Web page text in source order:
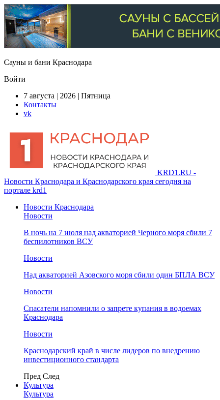
Сауны и бани Краснодара
Войти
7 августа | 2026 | Пятница
Контакты
vk
KRD1.RU -
Новости Краснодара и Краснодарского края сегодня на
портале krd1
Новости Краснодара
Новости
В ночь на 7 июля над акваторией Черного моря сбили 7
беспилотников ВСУ
Новости
Над акваторией Азовского моря сбили один БПЛА ВСУ
Новости
Спасатели напомнили о запрете купания в водоемах
Краснодара
Новости
Краснодарский край в числе лидеров по внедрению
инвестиционного стандарта
Пред След
Культура
Культура